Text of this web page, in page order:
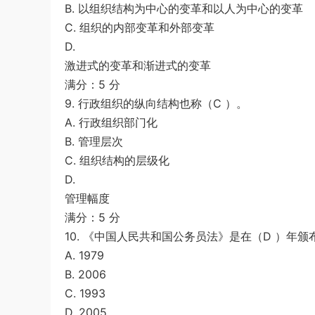
B. 以组织结构为中心的变革和以人为中心的变革
C. 组织的内部变革和外部变革
D.
激进式的变革和渐进式的变革
满分：5 分
9. 行政组织的纵向结构也称（C ）。
A. 行政组织部门化
B. 管理层次
C. 组织结构的层级化
D.
管理幅度
满分：5 分
10. 《中国人民共和国公务员法》是在（D ）年颁
A. 1979
B. 2006
C. 1993
D. 2005